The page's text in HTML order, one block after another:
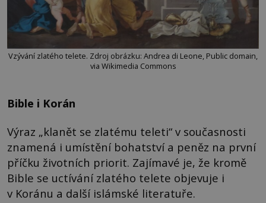
Vzývání zlatého telete. Zdroj obrázku: Andrea di Leone, Public domain,
via Wikimedia Commons
Bible i Korán
Výraz „klanět se zlatému teleti“ v současnosti
znamená i umístění bohatství a peněz na první
příčku životních priorit. Zajímavé je, že kromě
Bible se uctívání zlatého telete objevuje i
v Koránu a další islámské literatuře.